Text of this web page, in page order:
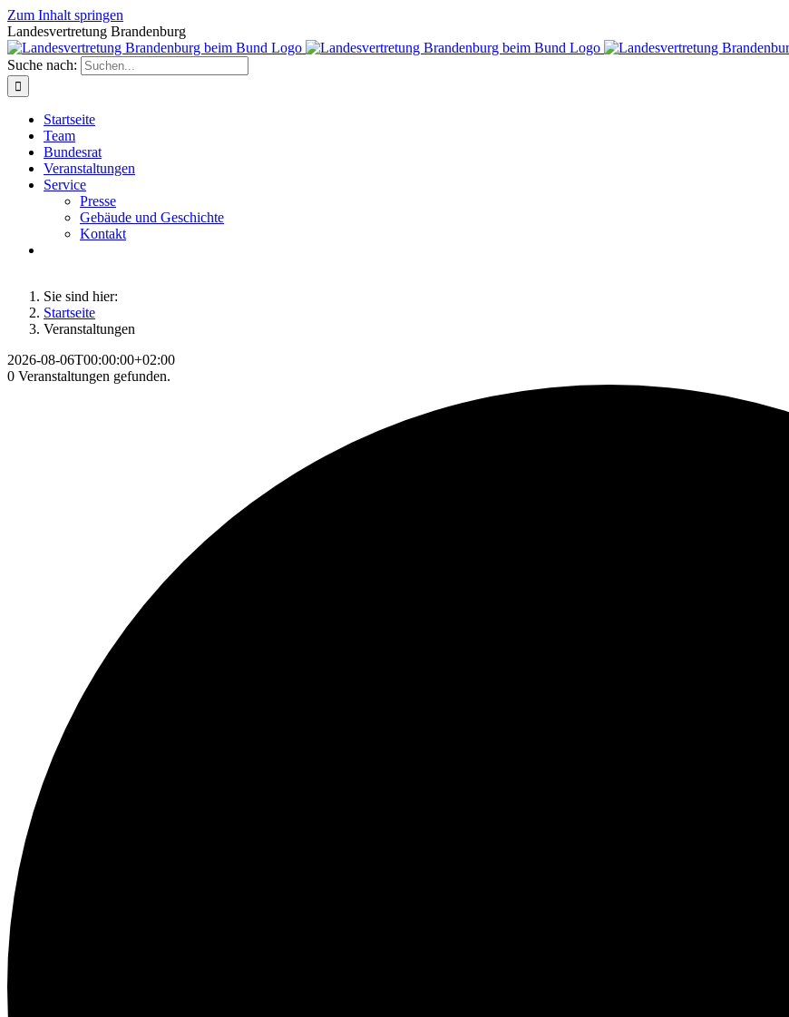
Zum Inhalt springen
Landesvertretung Brandenburg
Suche nach:
Startseite
Team
Bundesrat
Veranstaltungen
Service
Presse
Gebäude und Geschichte
Kontakt
Sie sind hier:
Startseite
Veranstaltungen
2026-08-06T00:00:00+02:00
0 Veranstaltungen gefunden.